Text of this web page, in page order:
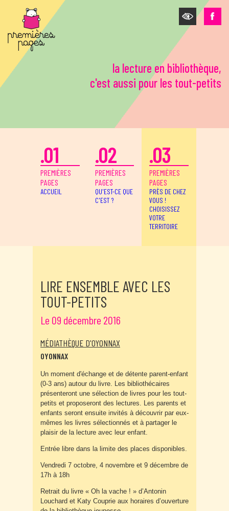
Aller au contenu principal
la lecture en bibliothèque,
c'est aussi pour les tout-petits
.01
PREMIÈRES
PAGES
ACCUEIL
.02
PREMIÈRES
PAGES
QU'EST-CE QUE
C'EST ?
.03
PREMIÈRES
PAGES
PRÈS DE CHEZ
VOUS !
CHOISISSEZ
VOTRE
TERRITOIRE
LIRE ENSEMBLE AVEC LES
TOUT-PETITS
Le 09 décembre 2016
MÉDIATHÈQUE D'OYONNAX
OYONNAX
Un moment d'échange et de détente parent-enfant
(0-3 ans) autour du livre. Les bibliothécaires
présenteront une sélection de livres pour les tout-
petits et proposeront des lectures. Les parents et
enfants seront ensuite invités à découvrir par eux-
mêmes les livres sélectionnés et à partager le
plaisir de la lecture avec leur enfant.
Entrée libre dans la limite des places disponibles.
Vendredi 7 octobre, 4 novembre et 9 décembre de
17h à 18h
Retrait du livre « Oh la vache ! » d’Antonin
Louchard et Katy Couprie aux horaires d’ouverture